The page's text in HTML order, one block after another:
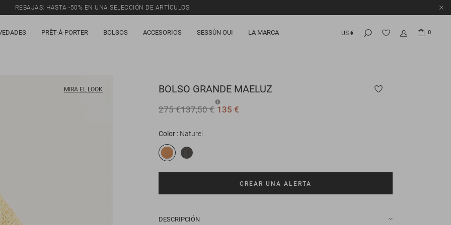
REBAJAS: HASTA -50% EN UNA SELECCIÓN DE ARTÍCULOS.
PRÊT-À-PORTER BOLSOS ACCESORIOS SESSÙN OUI LA MARCA US € 0
MIRA EL LOOK BOLSO GRANDE MAELUZ
275 €137,50 € 135 €
Color Naturel
CREAR UNA ALERTA
DESCRIPCIÓN